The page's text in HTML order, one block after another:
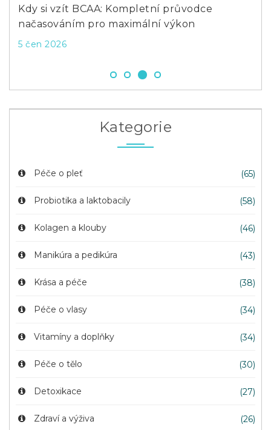
Kdy si vzít BCAA: Kompletní průvodce
načasováním pro maximální výkon
5 čen 2026
Kategorie
Péče o pleť (65)
Probiotika a laktobacily (58)
Kolagen a klouby (46)
Manikúra a pedikúra (43)
Krása a péče (38)
Péče o vlasy (34)
Vitamíny a doplňky (34)
Péče o tělo (30)
Detoxikace (27)
Zdraví a výživa (26)